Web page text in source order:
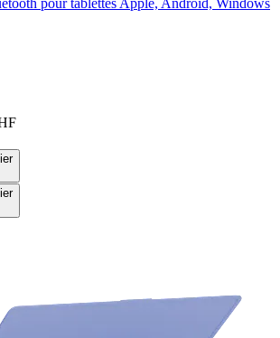
pour tablettes Apple, Android, Windows